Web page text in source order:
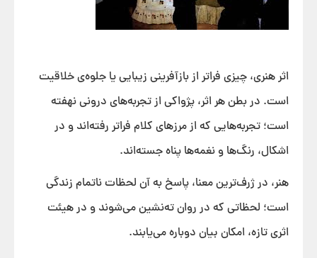
اثر هنری، چیزی فراتر از بازآفرینی زیبایی یا جلوه‌ی خلاقیت
است. در بطن هر اثر، پژواکی از تجربه‌های درونی نهفته
است؛ تجربه‌هایی که از مرزهای کلام فراتر رفته‌اند و در
اشکال، رنگ‌ها و نغمه‌ها پناه جسته‌اند.
هنر، در ژرف‌ترین معنا، پاسخ به آن لحظات ناتمام زندگی
است؛ لحظاتی که در روان ته‌نشین می‌شوند و در هیئت
اثری تازه، امکان بیان دوباره می‌یابند.